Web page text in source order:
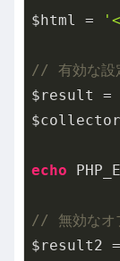
$html =
// 有効な設
$result =
echo
// 無効なオ
$result2